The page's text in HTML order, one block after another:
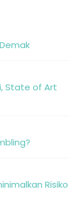
State of Art
Risiko